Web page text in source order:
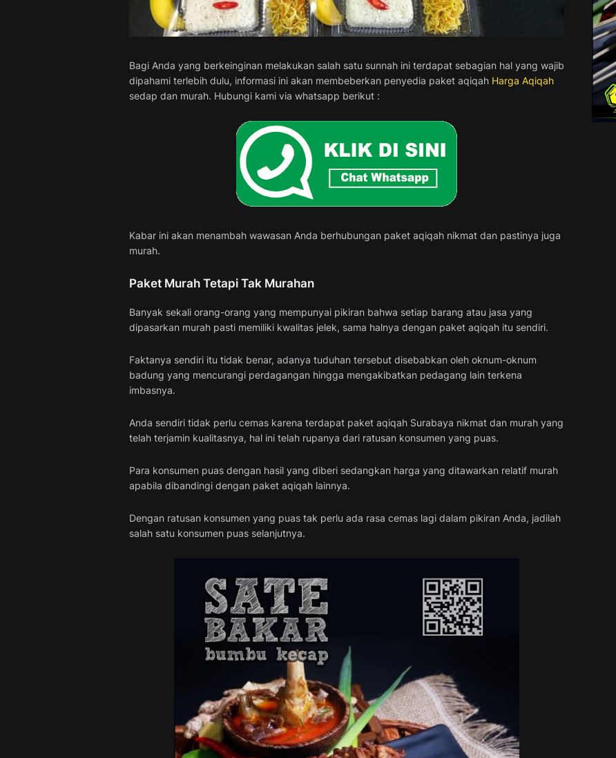
Bagi Anda yang berkeinginan melakukan salah satu sunnah ini terdapat sebagian hal yang wajib
dipahami terlebih dulu, informasi ini akan membeberkan penyedia paket aqiqah Harga Aqiqah
sedap dan murah. Hubungi kami via whatsapp berikut :
Kabar ini akan menambah wawasan Anda berhubungan paket aqiqah nikmat dan pastinya juga
murah.
Paket Murah Tetapi Tak Murahan
Banyak sekali orang-orang yang mempunyai pikiran bahwa setiap barang atau jasa yang
dipasarkan murah pasti memiliki kwalitas jelek, sama halnya dengan paket aqiqah itu sendiri.
Faktanya sendiri itu tidak benar, adanya tuduhan tersebut disebabkan oleh oknum-oknum
badung yang mencurangi perdagangan hingga mengakibatkan pedagang lain terkena
imbasnya.
Anda sendiri tidak perlu cemas karena terdapat paket aqiqah Surabaya nikmat dan murah yang
telah terjamin kualitasnya, hal ini telah rupanya dari ratusan konsumen yang puas.
Para konsumen puas dengan hasil yang diberi sedangkan harga yang ditawarkan relatif murah
apabila dibandingi dengan paket aqiqah lainnya.
Dengan ratusan konsumen yang puas tak perlu ada rasa cemas lagi dalam pikiran Anda, jadilah
salah satu konsumen puas selanjutnya.